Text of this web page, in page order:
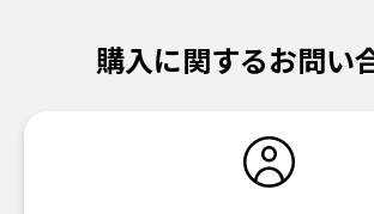
購入に関するお問い